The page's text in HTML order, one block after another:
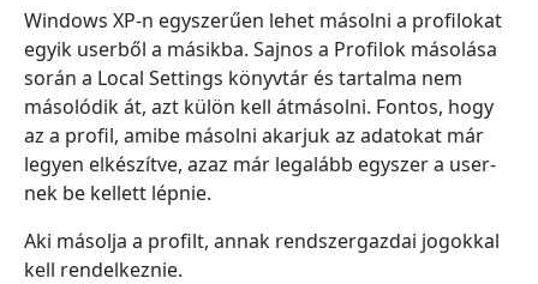
Windows XP-n egyszerűen lehet másolni a profilokat
egyik userből a másikba. Sajnos a Profilok másolása
során a Local Settings könyvtár és tartalma nem
másolódik át, azt külön kell átmásolni. Fontos, hogy
az a profil, amibe másolni akarjuk az adatokat már
legyen elkészítve, azaz már legalább egyszer a user-
nek be kellett lépnie.
Aki másolja a profilt, annak rendszergazdai jogokkal
kell rendelkeznie.